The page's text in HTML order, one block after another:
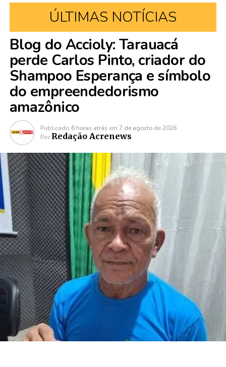
ÚLTIMAS NOTÍCIAS
Blog do Accioly: Tarauacá
perde Carlos Pinto, criador do
Shampoo Esperança e símbolo
do empreendedorismo
amazônico
Publicado 6 horas atrás em 7 de agosto de 2026
Por Redação Acrenews